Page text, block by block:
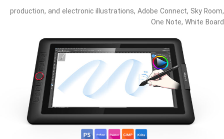
production, and electronic illustrations, Adobe Connect, Sky Room,
One Note, White Board